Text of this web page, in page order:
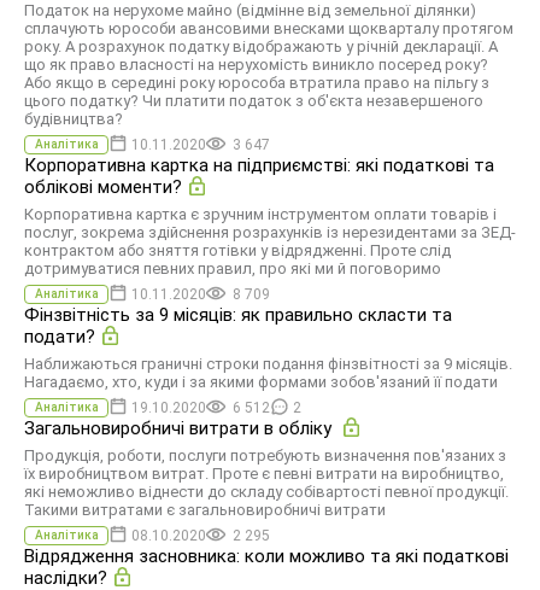
Податок на нерухоме майно (відмінне від земельної ділянки)
сплачують юрособи авансовими внесками щокварталу протягом
року. А розрахунок податку відображають у річній декларації. А
що як право власності на нерухомість виникло посеред року?
Або якщо в середині року юрособа втратила право на пільгу з
цього податку? Чи платити податок з об'єкта незавершеного
будівництва?
Аналітика 10.11.2020 3 647
Корпоративна картка на підприємстві: які податкові та
облікові моменти?
Корпоративна картка є зручним інструментом оплати товарів і
послуг, зокрема здійснення розрахунків із нерезидентами за ЗЕД-
контрактом або зняття готівки у відрядженні. Проте слід
дотримуватися певних правил, про які ми й поговоримо
Аналітика 10.11.2020 8 709
Фінзвітність за 9 місяців: як правильно скласти та
подати?
Наближаються граничні строки подання фінзвітності за 9 місяців.
Нагадаємо, хто, куди і за якими формами зобов'язаний її подати
Аналітика 19.10.2020 6 512 2
Загальновиробничі витрати в обліку
Продукція, роботи, послуги потребують визначення пов'язаних з
їх виробництвом витрат. Проте є певні витрати на виробництво,
які неможливо віднести до складу собівартості певної продукції.
Такими витратами є загальновиробничі витрати
Аналітика 08.10.2020 2 295
Відрядження засновника: коли можливо та які податкові
наслідки?